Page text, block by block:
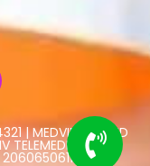
| MEDVIDA SALUD
Y